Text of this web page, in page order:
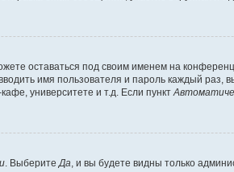
оставаться под своим именем на
имя пользователя и пароль каждый
университете и т.д. Если пункт
. Выберите Да , и вы будете видны только